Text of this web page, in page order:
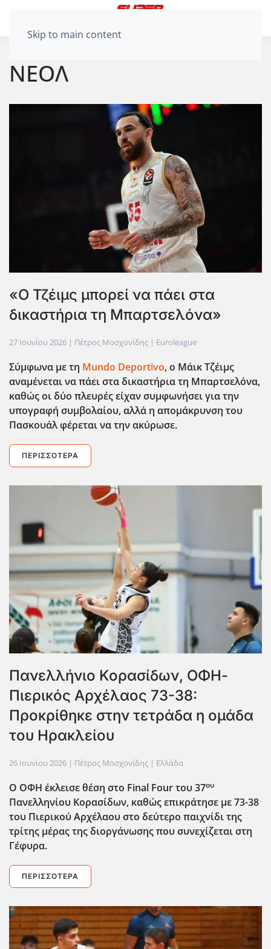
Skip to main content
ΝΕΟΛ
«Ο Τζέιμς μπορεί να πάει στα
δικαστήρια τη Μπαρτσελόνα»
27 Ιουνίου 2026 | Πέτρος Μοσχονίδης | Euroleague
Σύμφωνα με τη Mundo Deportivo, ο Μάικ Τζέιμς
αναμένεται να πάει στα δικαστήρια τη Μπαρτσελόνα,
καθώς οι δύο πλευρές είχαν συμφωνήσει για την
υπογραφή συμβολαίου, αλλά η απομάκρυνση του
Πασκουάλ φέρεται να την ακύρωσε.
ΠΕΡΙΣΣΌΤΕΡΑ
Πανελλήνιο Κορασίδων, ΟΦΗ-
Πιερικός Αρχέλαος 73-38:
Προκρίθηκε στην τετράδα η ομάδα
του Ηρακλείου
26 Ιουνίου 2026 | Πέτρος Μοσχονίδης | Ελλάδα
Ο ΟΦΗ έκλεισε θέση στο Final Four του 37ου
Πανελληνίου Κορασίδων, καθώς επικράτησε με 73-38
του Πιερικού Αρχέλαου στο δεύτερο παιχνίδι της
τρίτης μέρας της διοργάνωσης που συνεχίζεται στη
Γέφυρα.
ΠΕΡΙΣΣΌΤΕΡΑ